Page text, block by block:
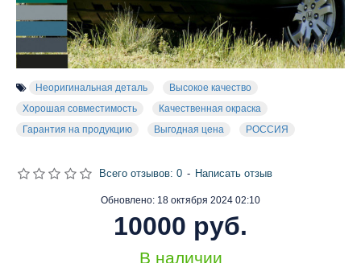
Неоригинальная деталь
Высокое качество
Хорошая совместимость
Качественная окраска
Гарантия на продукцию
Выгодная цена РОССИЯ
Обновлено: 18 октября 2024 02:10
В наличии
Всего отзывов: 0 - Написать отзыв
10000 руб.